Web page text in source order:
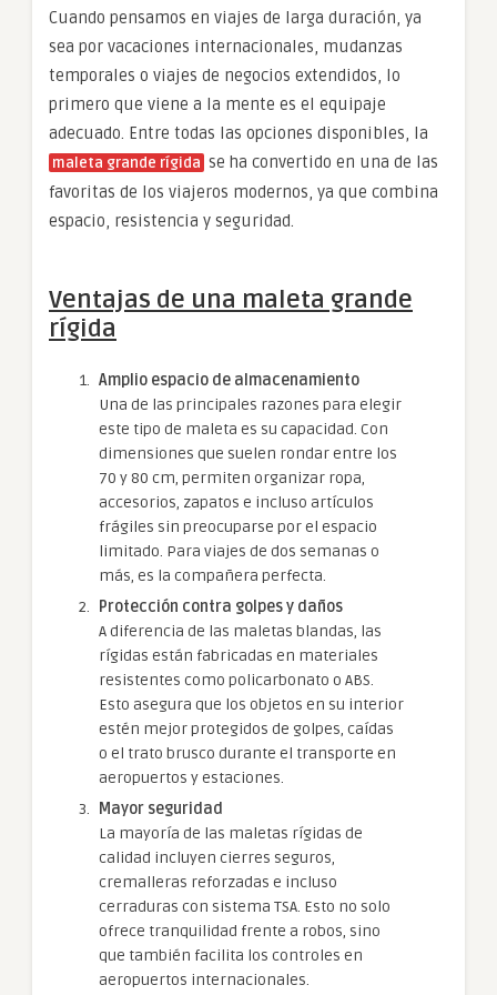
Cuando pensamos en viajes de larga duración, ya
sea por vacaciones internacionales, mudanzas
temporales o viajes de negocios extendidos, lo
primero que viene a la mente es el equipaje
adecuado. Entre todas las opciones disponibles, la
maleta grande rígida se ha convertido en una de las
favoritas de los viajeros modernos, ya que combina
espacio, resistencia y seguridad.
Ventajas de una maleta grande
rígida
Amplio espacio de almacenamiento
Una de las principales razones para elegir
este tipo de maleta es su capacidad. Con
dimensiones que suelen rondar entre los
70 y 80 cm, permiten organizar ropa,
accesorios, zapatos e incluso artículos
frágiles sin preocuparse por el espacio
limitado. Para viajes de dos semanas o
más, es la compañera perfecta.
Protección contra golpes y daños
A diferencia de las maletas blandas, las
rígidas están fabricadas en materiales
resistentes como policarbonato o ABS.
Esto asegura que los objetos en su interior
estén mejor protegidos de golpes, caídas
o el trato brusco durante el transporte en
aeropuertos y estaciones.
Mayor seguridad
La mayoría de las maletas rígidas de
calidad incluyen cierres seguros,
cremalleras reforzadas e incluso
cerraduras con sistema TSA. Esto no solo
ofrece tranquilidad frente a robos, sino
que también facilita los controles en
aeropuertos internacionales.